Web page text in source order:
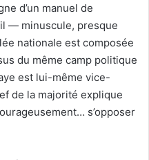
d’un manuel de
— minuscule, presque
nationale est composée
du même camp politique
est lui-même vice-
de la majorité explique
s’opposer